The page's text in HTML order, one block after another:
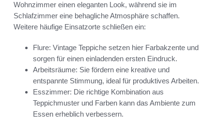
Wohnzimmer einen eleganten Look, während sie im
Schlafzimmer eine behagliche Atmosphäre schaffen.
Weitere häufige Einsatzorte schließen ein:
Flure: Vintage Teppiche setzen hier Farbakzente und
sorgen für einen einladenden ersten Eindruck.
Arbeitsräume: Sie fördern eine kreative und
entspannte Stimmung, ideal für produktives Arbeiten.
Esszimmer: Die richtige Kombination aus
Teppichmuster und Farben kann das Ambiente zum
Essen erheblich verbessern.